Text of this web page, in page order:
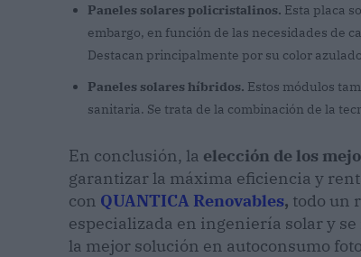
Paneles solares policristalinos. Esta placa
embargo, en función de las necesidades de
Destacan principalmente por su color
Paneles solares híbridos. Estos módulos
sanitaria. Se trata de la combinación de la
En conclusión, la elección de los
garantizar la máxima eficiencia y
con QUANTICA Renovables, todo un
especializada en ingeniería solar y
la mejor solución en autoconsumo